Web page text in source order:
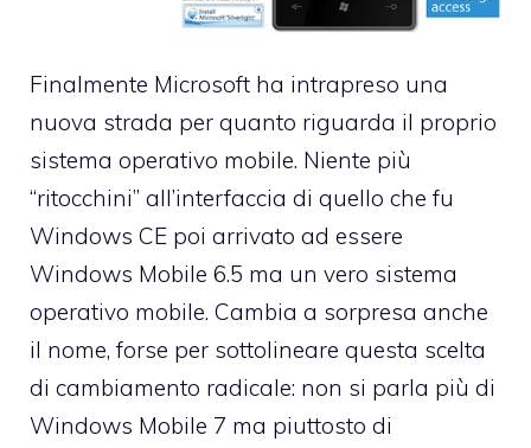
Finalmente Microsoft ha intrapreso una
nuova strada per quanto riguarda il proprio
sistema operativo mobile. Niente più
“ritocchini” all’interfaccia di quello che fu
Windows CE poi arrivato ad essere
Windows Mobile 6.5 ma un vero sistema
operativo mobile. Cambia a sorpresa anche
il nome, forse per sottolineare questa scelta
di cambiamento radicale: non si parla più di
Windows Mobile 7 ma piuttosto di